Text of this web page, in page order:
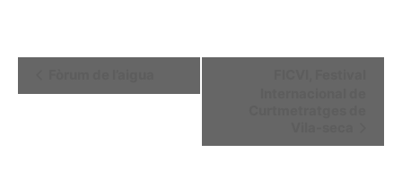
d'Esdeveniment